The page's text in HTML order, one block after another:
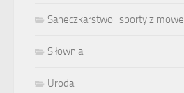
Saneczkarstwo i sporty zimowe
Siłownia
Uroda